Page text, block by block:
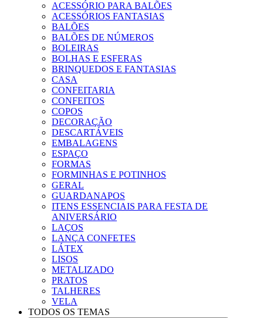
ACESSÓRIO PARA BALÕES
ACESSÓRIOS FANTASIAS
BALÕES
BALÕES DE NÚMEROS
BOLEIRAS
BOLHAS E ESFERAS
BRINQUEDOS E FANTASIAS
CASA
CONFEITARIA
CONFEITOS
COPOS
DECORAÇÃO
DESCARTÁVEIS
EMBALAGENS
ESPAÇO
FORMAS
FORMINHAS E POTINHOS
GERAL
GUARDANAPOS
ITENS ESSENCIAIS PARA FESTA DE
ANIVERSÁRIO
LAÇOS
LANÇA CONFETES
LÁTEX
LISOS
METALIZADO
PRATOS
TALHERES
VELA
TODOS OS TEMAS